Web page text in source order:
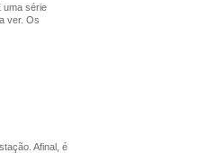
uma série
ver. Os
Afinal, é